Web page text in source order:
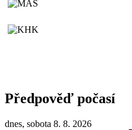
Předpověď počasí
dnes, sobota 8. 8. 2026